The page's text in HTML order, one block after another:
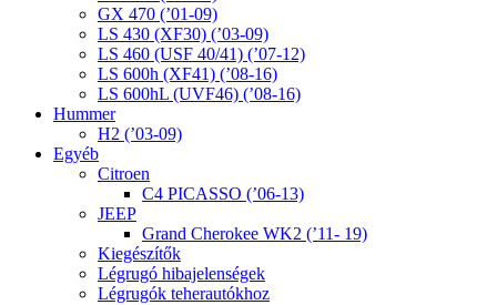
GX 470 (’01-09)
LS 430 (XF30) (’03-09)
LS 460 (USF 40/41) (’07-12)
LS 600h (XF41) (’08-16)
LS 600hL (UVF46) (’08-16)
Hummer
H2 (’03-09)
Egyéb
Citroen
C4 PICASSO (’06-13)
JEEP
Grand Cherokee WK2 (’11- 19)
Kiegészítők
Légrugó hibajelenségek
Légrugók teherautókhoz